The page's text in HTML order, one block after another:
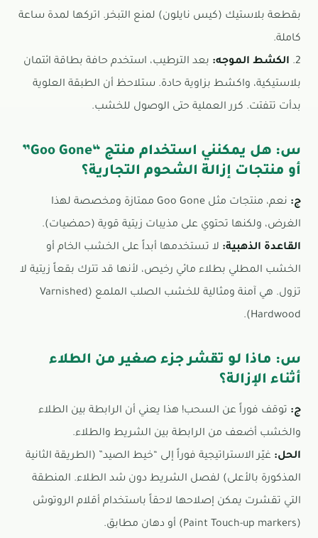
بقطعة بلاستيك (كيس نايلون) لمنع التبخر. اتركها لمدة ساعة
كاملة.
2. الكشط الموجه: بعد الترطيب، استخدم حافة بطاقة ائتمان
بلاستيكية، واكشط بزاوية حادة. ستلاحظ أن الطبقة العلوية
بدأت تتفتت. كرر العملية حتى الوصول للخشب.
س: هل يمكنني استخدام منتج “Goo Gone”
أو منتجات إزالة الشحوم التجارية؟
ج:
نعم، منتجات مثل Goo Gone ممتازة ومخصصة لهذا
الغرض، ولكنها تحتوي على مذيبات زيتية قوية (حمضيات).
القاعدة الذهبية: لا تستخدمها أبداً على الخشب الخام أو
الخشب المطلي بطلاء مائي رخيص، لأنها قد تترك بقعاً زيتية لا
تزول. هي آمنة ومثالية للخشب الصلب الملمع (Varnished
Hardwood).
س: ماذا لو تقشر جزء صغير من الطلاء
أثناء الإزالة؟
ج: توقف فوراً عن السحب! هذا يعني أن الرابطة بين الطلاء
والخشب أضعف من الرابطة بين الشريط والطلاء.
الحل: غيّر الاستراتيجية فوراً إلى “خيط الصيد” (الطريقة الثانية
المذكورة بالأعلى) لفصل الشريط دون شد الطلاء. المنطقة
التي تقشرت يمكن إصلاحها لاحقاً باستخدام أقلام الروتوش
(Paint Touch-up markers) أو دهان مطابق.